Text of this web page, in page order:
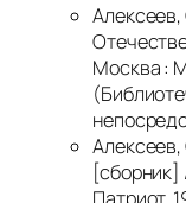
Москва :
[сборник]
Патриот,